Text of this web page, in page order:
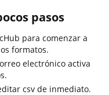
pasos
para comenzar a
formatos.
electrónico activa
csv de inmediato.